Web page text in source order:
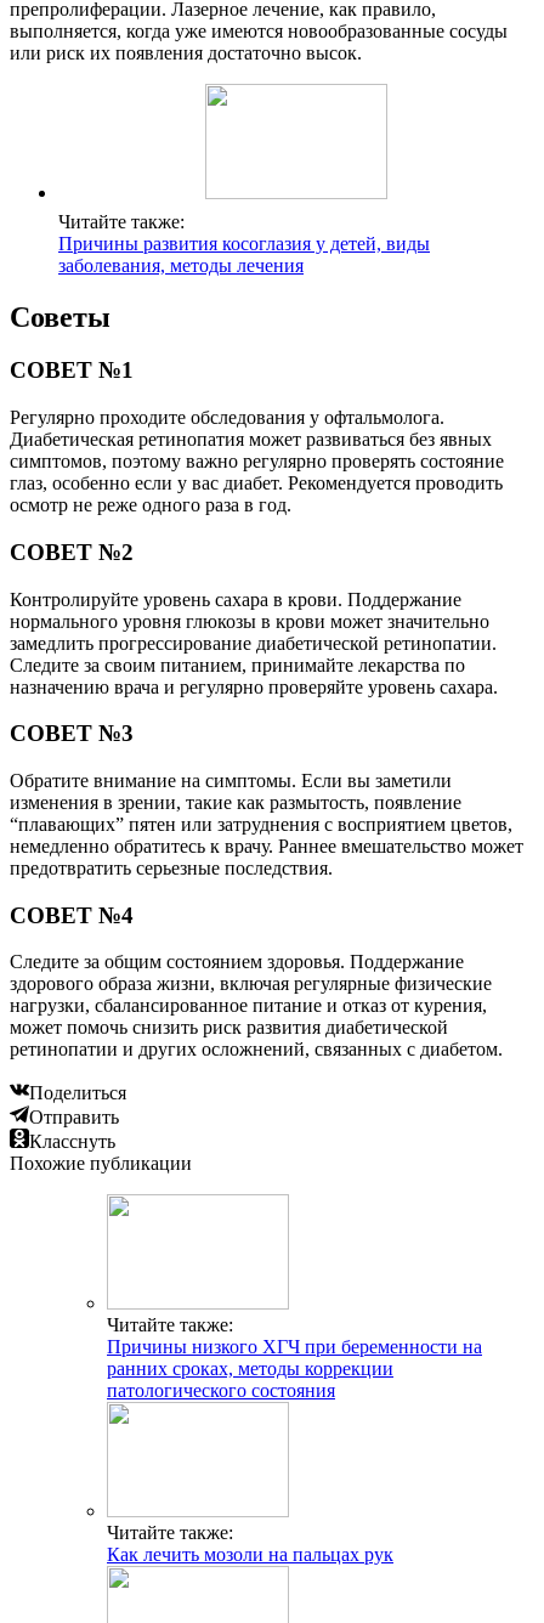
препролиферации. Лазерное лечение, как правило,
выполняется, когда уже имеются новообразованные сосуды
или риск их появления достаточно высок.
Читайте также:
Причины развития косоглазия у детей, виды
заболевания, методы лечения
Советы
СОВЕТ №1
Регулярно проходите обследования у офтальмолога.
Диабетическая ретинопатия может развиваться без явных
симптомов, поэтому важно регулярно проверять состояние
глаз, особенно если у вас диабет. Рекомендуется проводить
осмотр не реже одного раза в год.
СОВЕТ №2
Контролируйте уровень сахара в крови. Поддержание
нормального уровня глюкозы в крови может значительно
замедлить прогрессирование диабетической ретинопатии.
Следите за своим питанием, принимайте лекарства по
назначению врача и регулярно проверяйте уровень сахара.
СОВЕТ №3
Обратите внимание на симптомы. Если вы заметили
изменения в зрении, такие как размытость, появление
“плавающих” пятен или затруднения с восприятием цветов,
немедленно обратитесь к врачу. Раннее вмешательство может
предотвратить серьезные последствия.
СОВЕТ №4
Следите за общим состоянием здоровья. Поддержание
здорового образа жизни, включая регулярные физические
нагрузки, сбалансированное питание и отказ от курения,
может помочь снизить риск развития диабетической
ретинопатии и других осложнений, связанных с диабетом.
Поделиться
Отправить
Класснуть
Похожие публикации
Читайте также:
Причины низкого ХГЧ при беременности на
ранних сроках, методы коррекции
патологического состояния
Читайте также:
Как лечить мозоли на пальцах рук